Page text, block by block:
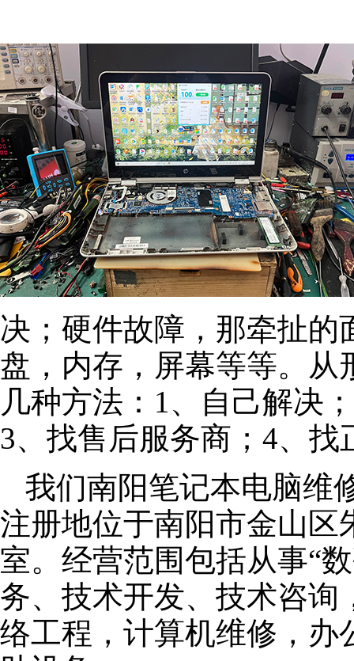
决；硬件故障，那牵扯的
盘，内存，屏幕等等。从
几种方法：1、自己解决
3、找售后服务商；4、找
我们南阳笔记本电脑维
注册地位于南阳市金山区
室。经营范围包括从事“
务、技术开发、技术咨询
络工程，计算机维修，办